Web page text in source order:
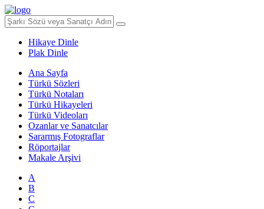
Hikaye Dinle
Plak Dinle
Ana Sayfa
Türkü Sözleri
Türkü Notaları
Türkü Hikayeleri
Türkü Videoları
Ozanlar ve Sanatcılar
Sararmış Fotograflar
Röportajlar
Makale Arşivi
A
B
C